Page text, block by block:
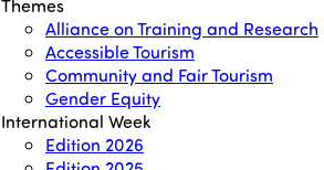
Themes
Alliance on Training and Research
Accessible Tourism
Community and Fair Tourism
Gender Equity
International Week
Edition 2026